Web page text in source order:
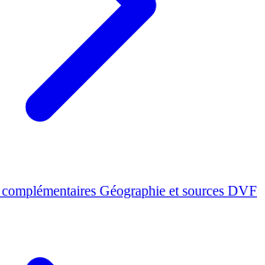
Géographie et sources DVF